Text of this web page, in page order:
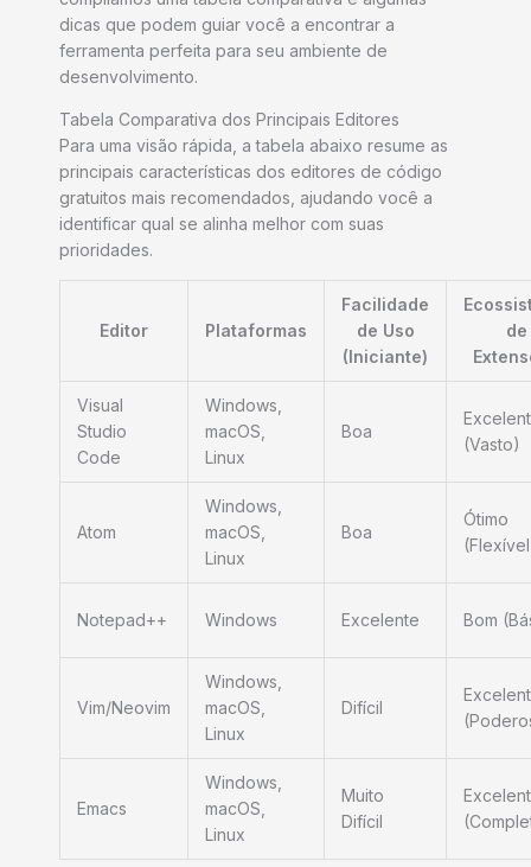
dicas que podem guiar você a encontrar a
ferramenta perfeita para seu ambiente de
desenvolvimento.
Tabela Comparativa dos Principais Editores
Para uma visão rápida, a tabela abaixo resume as
principais características dos editores de código
gratuitos mais recomendados, ajudando você a
identificar qual se alinha melhor com suas
prioridades.
Editor Plataformas
Facilidade
de Uso
(Iniciante)
de
Visual
Studio
Code
Windows,
macOS,
Linux
Boa
(Vasto)
Atom
Windows,
macOS,
Linux
Boa
Ótimo
Notepad++ Windows Excelente Bom
Vim/Neovim
Windows,
macOS,
Linux
Difícil
Emacs
Windows,
macOS,
Linux
Muito
Difícil